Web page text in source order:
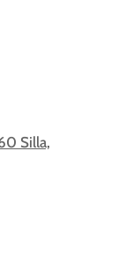
Silla,